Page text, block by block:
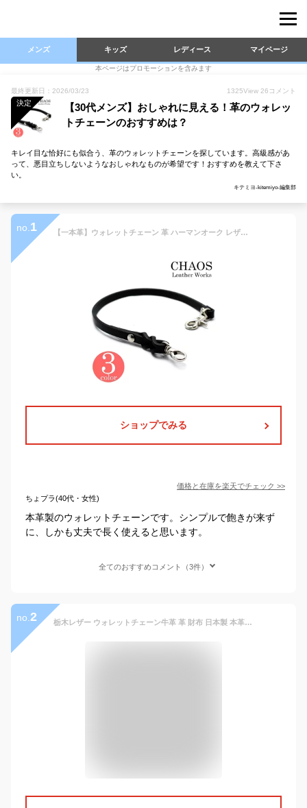
メンズ キッズ レディース マイページ
本ページはプロモーションを含みます
最終更新日：2026/03/23 1325View 26 コメント
決定
【30代メンズ】おしゃれに見える！革のウォレッ
トチェーンのおすすめは？
キレイ目な恰好にも似合う、革のウォレットチェーンを探しています。高級感があ
って、悪目立ちしないようなおしゃれなものが希望です！おすすめを教えて下さ
い。
キテミヨ-kitemiyo-編集部
no. 1 【一本革】ウォレットチェーン 革 ハーマンオーク レザー本革ウォレットチェーン / スタンダード/長財布/財布/ウォレット/ライダースウォレット/レザーチェーン/ウォレットロープ/ウォレットレーン/【 レザーウォレット専門店 】【売れ筋】
ショップでみる
価格と在庫を楽天でチェック >>
ちょプラ(40代・女性)
本革製のウォレットチェーンです。シンプルで飽きが来ず
に、しかも丈夫で長く使えると思います。
全てのおすすめコメント（3件）
no. 2 栃木レザー ウォレットチェーン牛革 革 財布 日本製 本革 レザー 6カラーレザーウォレット 職人ハンドメイド 革 バイカーズ ライダースウォレット ストラップ カジュアル メンズ レディース ベルト 紳士 ギフト